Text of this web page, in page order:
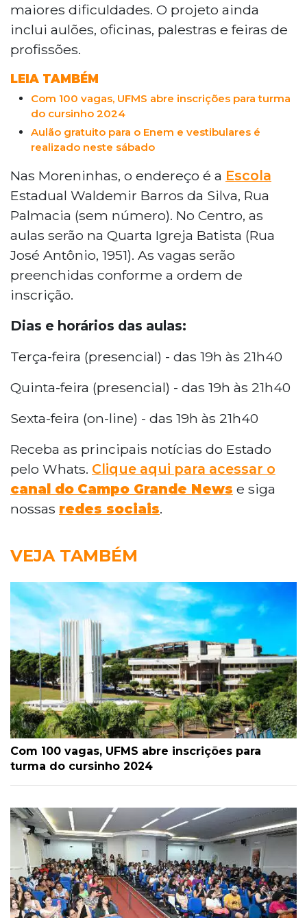
maiores dificuldades. O projeto ainda
inclui aulões, oficinas, palestras e feiras de
profissões.
LEIA TAMBÉM
Com 100 vagas, UFMS abre inscrições para turma
do cursinho 2024
Aulão gratuito para o Enem e vestibulares é
realizado neste sábado
Nas Moreninhas, o endereço é a Escola
Estadual Waldemir Barros da Silva, Rua
Palmacia (sem número). No Centro, as
aulas serão na Quarta Igreja Batista (Rua
José Antônio, 1951). As vagas serão
preenchidas conforme a ordem de
inscrição.
Dias e horários das aulas:
Terça-feira (presencial) - das 19h às 21h40
Quinta-feira (presencial) - das 19h às 21h40
Sexta-feira (on-line) - das 19h às 21h40
Receba as principais notícias do Estado
pelo Whats. Clique aqui para acessar o
canal do Campo Grande News e siga
nossas redes sociais.
VEJA TAMBÉM
Com 100 vagas, UFMS abre inscrições para
turma do cursinho 2024